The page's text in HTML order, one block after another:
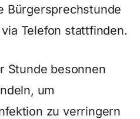
Bürgersprechstunde
Telefon stattfinden.
Stunde besonnen
um
zu verringern